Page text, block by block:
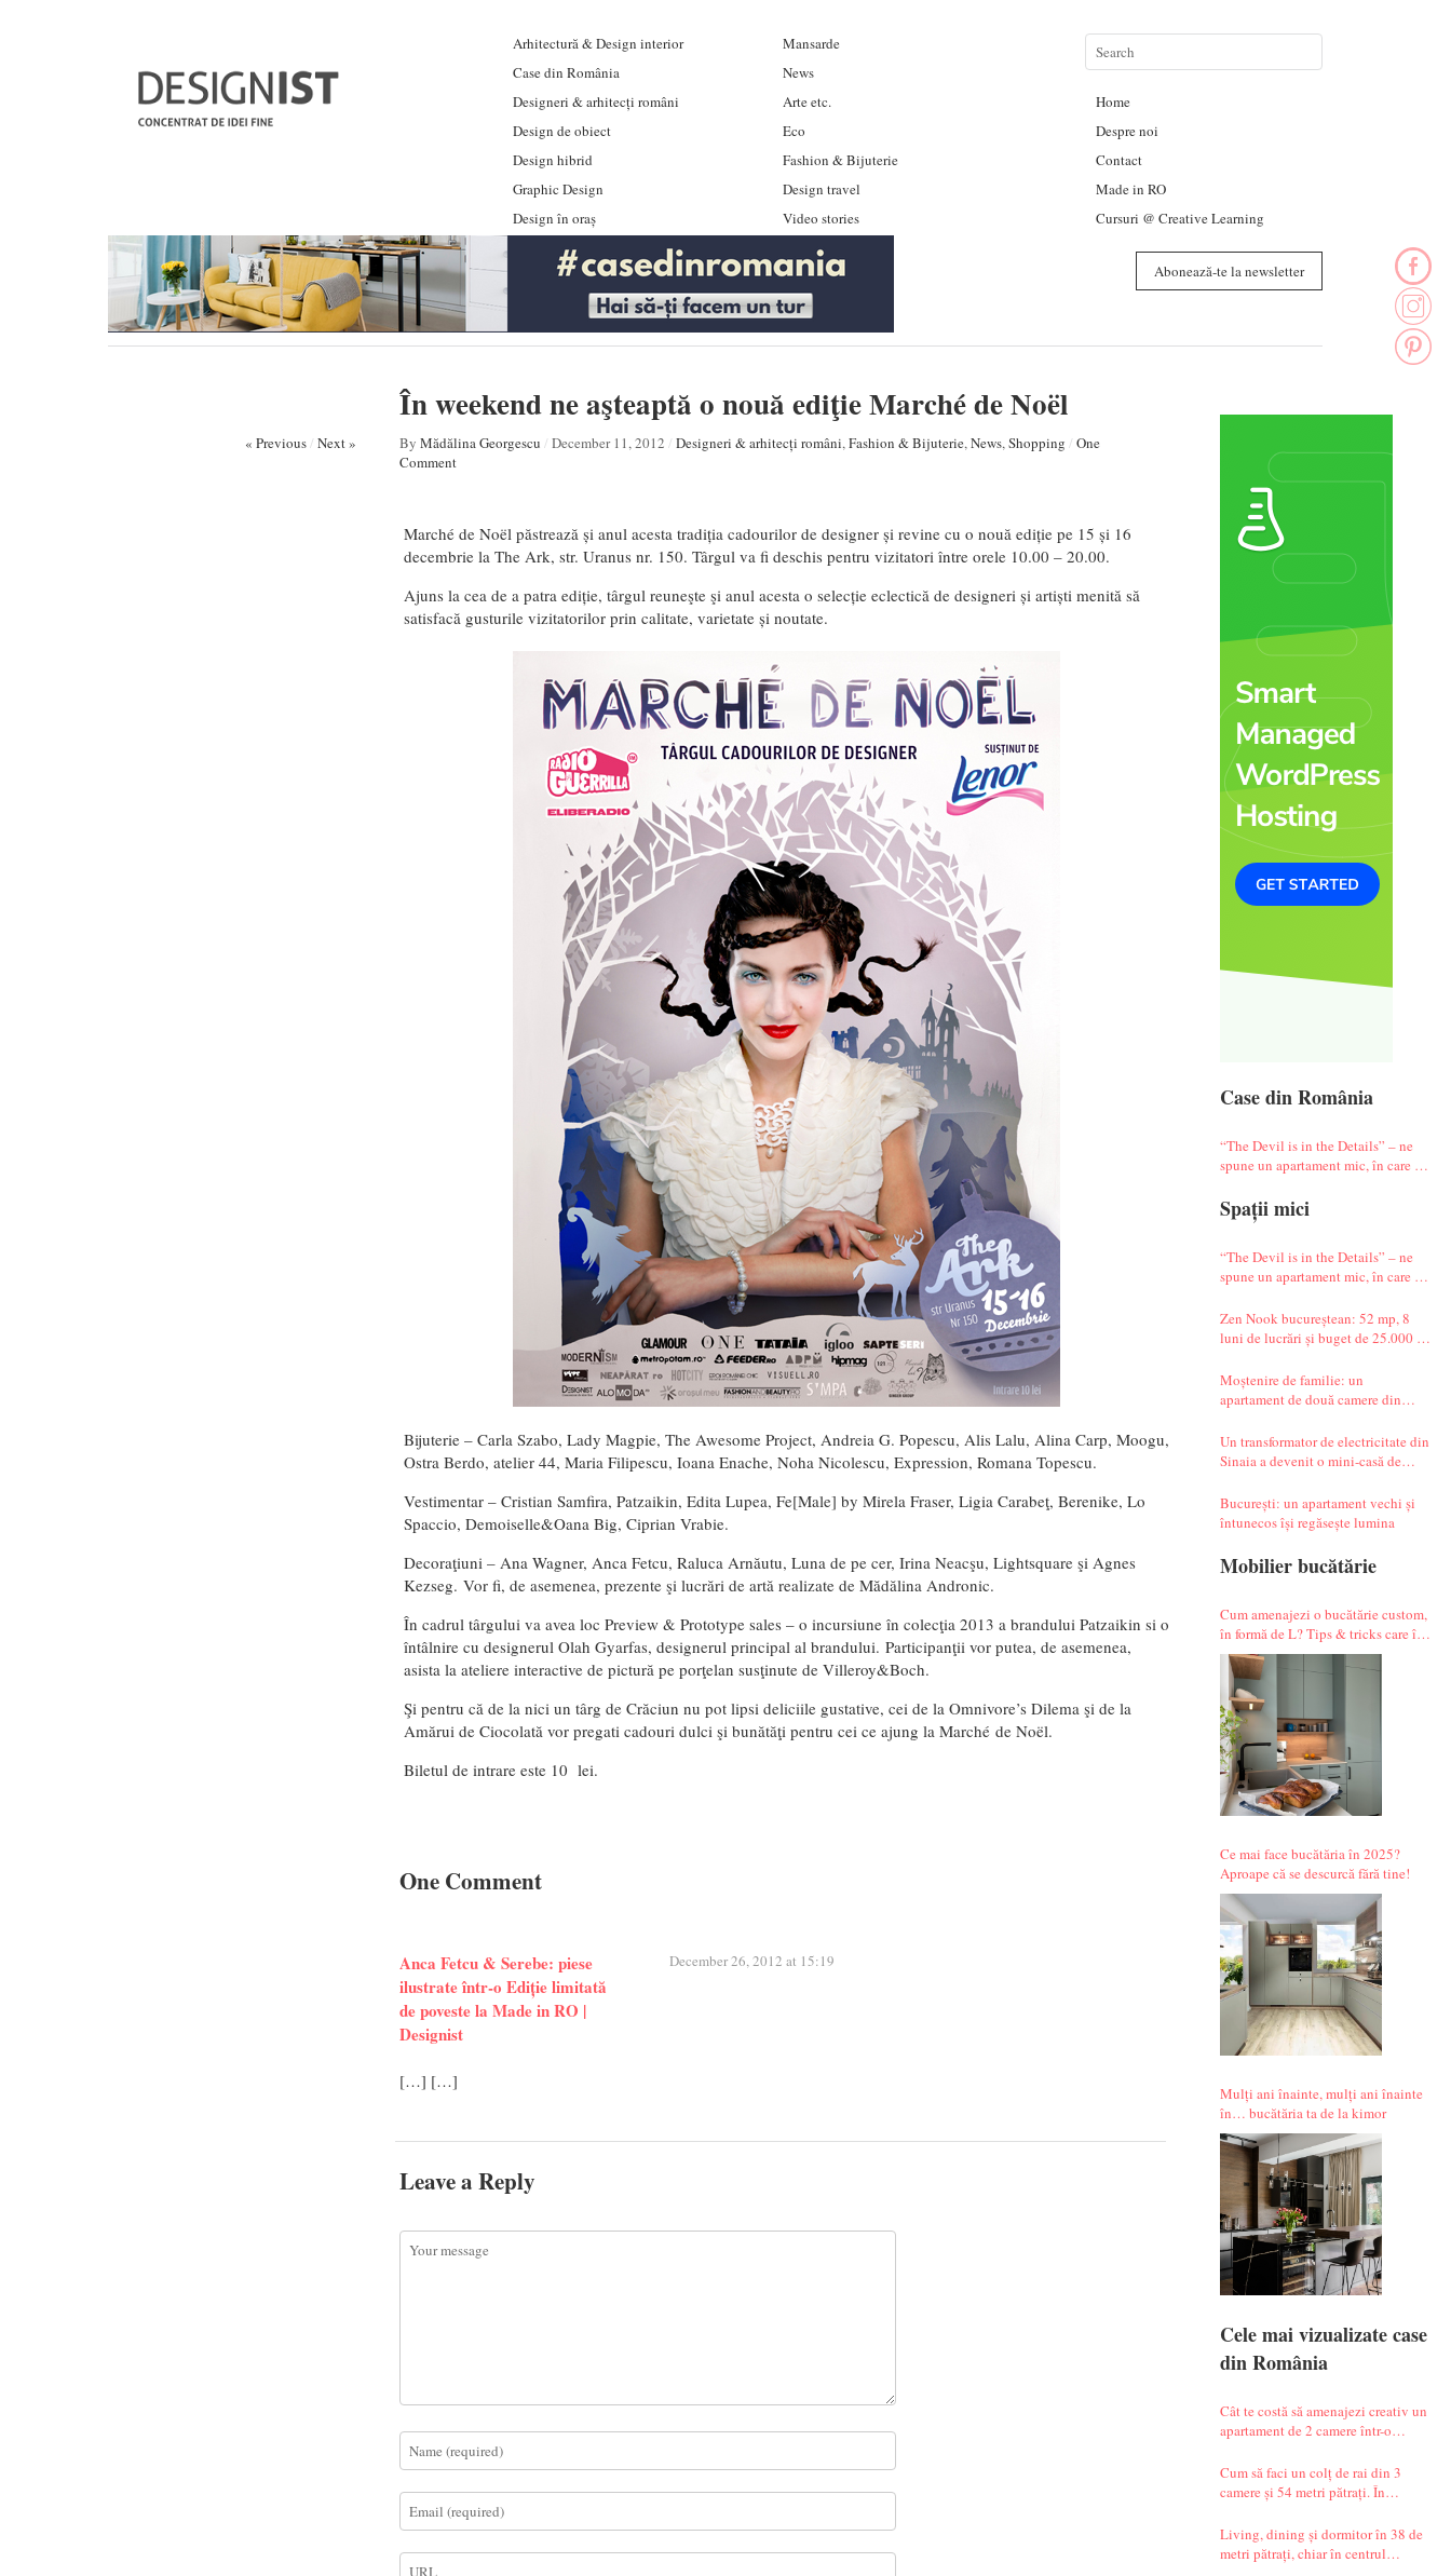
Arhitectură & Design interior
Case din România
Designeri & arhitecți români
Design de obiect
Design hibrid
Graphic Design
Design în oraș
Mansarde
News
Arte etc.
Eco
Fashion & Bijuterie
Design travel
Video stories
Home
Despre noi
Contact
Made in RO
Cursuri @ Creative Learning
Abonează-te la newsletter
Case din România
“The Devil is in the Details” – ne
spune un apartament mic, în care te
Spații mici
“The Devil is in the Details” – ne
spune un apartament mic, în care te
Zen Nook bucureștean: 52 mp, 8
luni de lucrări și buget de 25.000 de
Moștenire de familie: un
apartament de două camere din
Un transformator de electricitate din
Sinaia a devenit o mini-casă de
București: un apartament vechi și
întunecos își regăsește lumina
Mobilier bucătărie
Cum amenajezi o bucătărie custom,
în formă de L? Tips & tricks care îți
fac alegerile mai simple.
Ce mai face bucătăria în 2025?
Aproape că se descurcă fără tine!
Mulți ani înainte, mulți ani înainte
în… bucătăria ta de la kimor
Cele mai vizualizate case
din România
Cât te costă să amenajezi creativ un
apartament de 2 camere într-o
Cum să faci un colț de rai din 3
camere și 54 metri pătrați. În
Living, dining și dormitor în 38 de
metri pătrați, chiar în centrul
În weekend ne aşteaptă o nouă ediţie Marché de Noël
« Previous/ Next » By Mădălina Georgescu / December 11, 2012 / Designeri & arhitecți români,Fashion & Bijuterie,News,Shopping / One
Comment
Marché de Noël păstrează și anul acesta tradiția cadourilor de designer și revine cu o nouă ediție pe 15 și 16
decembrie la The Ark, str. Uranus nr. 150. Târgul va fi deschis pentru vizitatori între orele 10.00 – 20.00.
Ajuns la cea de a patra ediție, târgul reuneşte şi anul acesta o selecție eclectică de designeri și artiști menită să
satisfacă gusturile vizitatorilor prin calitate, varietate și noutate.
Bijuterie – Carla Szabo, Lady Magpie, The Awesome Project, Andreia G. Popescu, Alis Lalu, Alina Carp, Moogu,
Ostra Berdo, atelier 44, Maria Filipescu, Ioana Enache, Noha Nicolescu, Expression, Romana Topescu.
Vestimentar – Cristian Samfira, Patzaikin, Edita Lupea, Fe[Male] by Mirela Fraser, Ligia Carabeţ, Berenike, Lo
Spaccio, Demoiselle&Oana Big, Ciprian Vrabie.
Decoraţiuni – Ana Wagner, Anca Fetcu, Raluca Arnăutu, Luna de pe cer, Irina Neacşu, Lightsquare şi Agnes
Kezseg. Vor fi, de asemenea, prezente şi lucrări de artă realizate de Mădălina Andronic.
În cadrul târgului va avea loc Preview & Prototype sales – o incursiune în colecţia 2013 a brandului Patzaikin si o
întâlnire cu designerul Olah Gyarfas, designerul principal al brandului. Participanţii vor putea, de asemenea,
asista la ateliere interactive de pictură pe porţelan susţinute de Villeroy&Boch.
Şi pentru că de la nici un târg de Crăciun nu pot lipsi deliciile gustative, cei de la Omnivore’s Dilema şi de la
Amărui de Ciocolată vor pregati cadouri dulci şi bunătăţi pentru cei ce ajung la Marché de Noël.
Biletul de intrare este 10 lei.
One Comment
Anca Fetcu & Serebe: piese
ilustrate într-o Ediție limitată
de poveste la Made in RO |
Designist
December 26, 2012 at 15:19
[…] […]
Leave a Reply